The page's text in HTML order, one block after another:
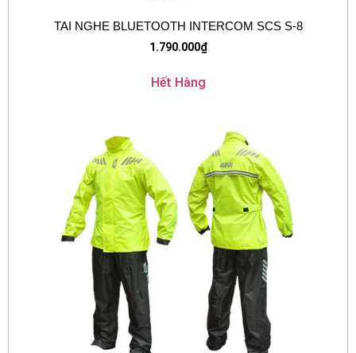
TAI NGHE BLUETOOTH INTERCOM SCS S-8
1.790.000₫
Hết Hàng